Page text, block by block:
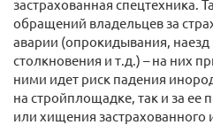
застрахованная спецтехника.
обращений владельцев за
аварии (опрокидывания, наезд
столкновения и т.д.) – на них
ними идет риск падения
на стройплощадке, так и за ее
или хищения застрахованного